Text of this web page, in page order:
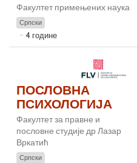
Факултет примењених наука
Српски
4 године
ПОСЛОВНА
ПСИХОЛОГИЈА
Факултет за правне и
пословне студије др Лазар
Вркатић
Српски